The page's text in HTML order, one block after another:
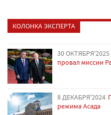
КОЛОНКА ЭКСПЕРТА
30 ОКТЯБРЯ'2025
провал миссии
8 ДЕКАБРЯ'2024
режима Асада